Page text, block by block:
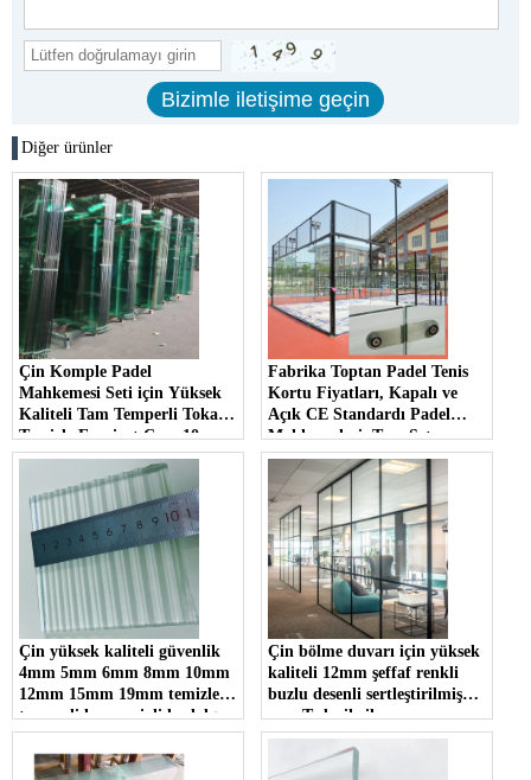
Diğer ürünler
Çin Komple Padel
Mahkemesi Seti için Yüksek
Kaliteli Tam Temperli Tokak
Temizle Emniyet Cam 10mm
12mm
Fabrika Toptan Padel Tenis
Kortu Fiyatları, Kapalı ve
Açık CE Standardı Padel
Mahkemeleri, Tam Set
Komple 10mm 12mm Temizle
Temperli Cam Padel
Mahkemesi; Çin'de Sıcak
Satış Taşınabilir Panoramik
Padel Mahkemesi
Çin yüksek kaliteli güvenlik
4mm 5mm 6mm 8mm 10mm
12mm 15mm 19mm temizle
temperli kamış yivli la-dalga
nervürlü cam üreticileri
Çin bölme duvarı için yüksek
kaliteli 12mm şeffaf renkli
buzlu desenli sertleştirilmiş
cam Tedarikçiler